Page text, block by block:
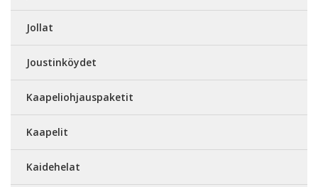
Jollat
Joustinköydet
Kaapeliohjauspaketit
Kaapelit
Kaidehelat